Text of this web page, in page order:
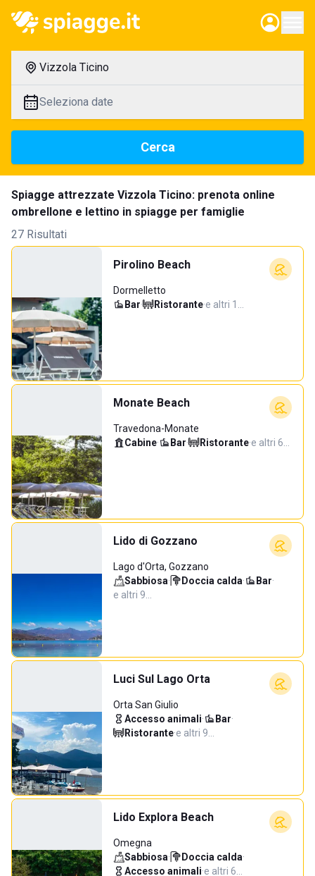
Vizzola Ticino
Seleziona date
Cerca
Spiagge attrezzate Vizzola Ticino: prenota online
ombrellone e lettino in spiagge per famiglie
27 Risultati
Pirolino Beach
Dormelletto
Bar· Ristorante·e altri 1…
Monate Beach
Travedona-Monate
Cabine· Bar· Ristorante·e altri 6…
Lido di Gozzano
Lago d'Orta, Gozzano
Sabbiosa· Doccia calda· Bar·
e altri 9…
Luci Sul Lago Orta
Orta San Giulio
Accesso animali· Bar·
Ristorante·e altri 9…
Lido Explora Beach
Omegna
Sabbiosa· Doccia calda·
Accesso animali·e altri 6…